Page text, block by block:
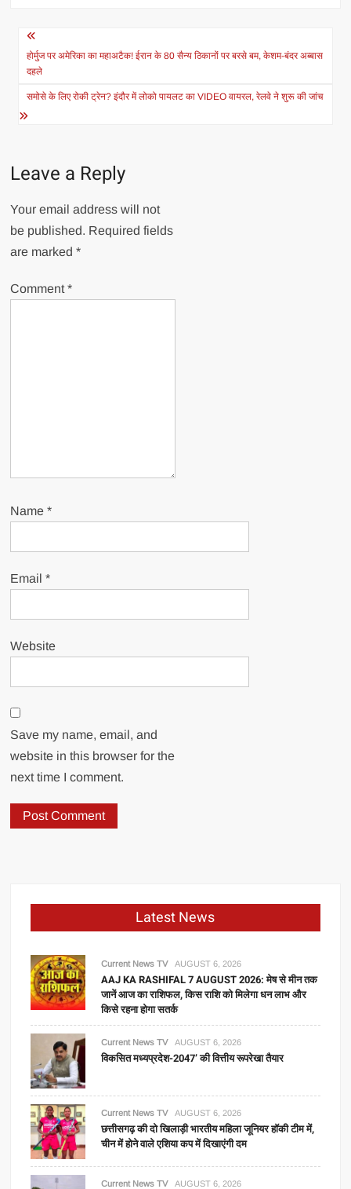
Post
navigation
होर्मुज पर अमेरिका का महाअटैक! ईरान के 80 सैन्य ठिकानों पर बरसे बम, केशम-बंदर अब्बास
दहले
समोसे के लिए रोकी ट्रेन? इंदौर में लोको पायलट का VIDEO वायरल, रेलवे ने शुरू की जांच
Leave a Reply
Your email address will not
be published. Required fields
are marked*
Comment*
Name*
Email*
Website
Save my name, email, and
website in this browser for the
next time I comment.
Latest News
Current News TV AUGUST 6, 2026
AAJ KA RASHIFAL 7 AUGUST 2026: मेष से मीन तक
जानें आज का राशिफल, किस राशि को मिलेगा धन लाभ और
किसे रहना होगा सतर्क
Current News TV AUGUST 6, 2026
विकसित मध्यप्रदेश-2047’ की वित्तीय रूपरेखा तैयार
Current News TV AUGUST 6, 2026
छत्तीसगढ़ की दो खिलाड़ी भारतीय महिला जूनियर हॉकी टीम में,
चीन में होने वाले एशिया कप में दिखाएंगी दम
Current News TV AUGUST 6, 2026